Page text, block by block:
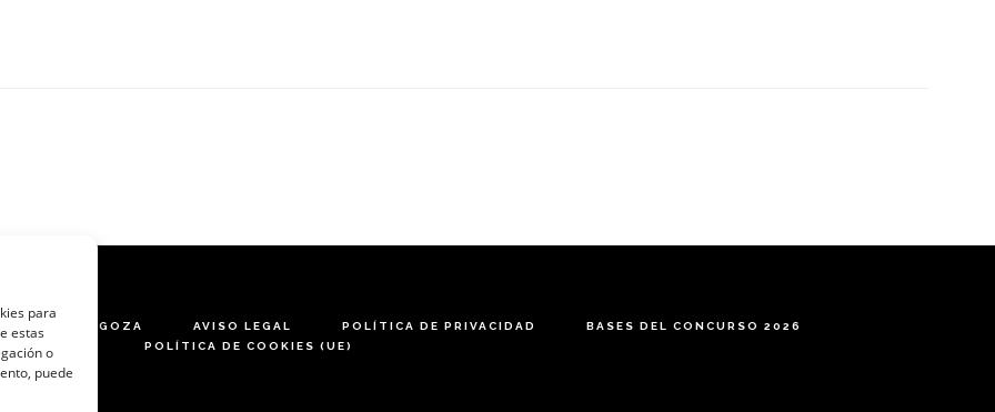
para
estas
o
puede
DE ZARAGOZA AVISO LEGAL POLÍTICA DE PRIVACIDAD
BASES DEL CONCURSO 2026
POLÍTICA DE COOKIES (UE)